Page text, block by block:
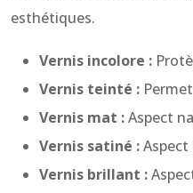
esthétiques.
Vernis incolore :
Vernis teinté :
Vernis mat :Aspect
Vernis satiné :
Vernis brillant :